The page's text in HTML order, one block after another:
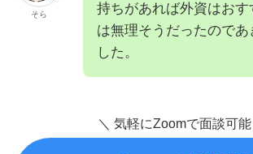
そら
持ちがあれば外資はおす
は無理そうだったのであ
した。
＼ 気軽にZoomで面談可能